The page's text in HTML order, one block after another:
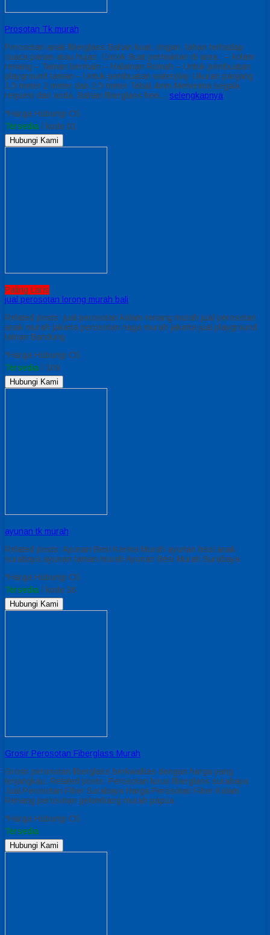
Prosotan Tk murah
Perosotan anak fiberglass Bahan kuat, ringan, tahan terhadap
cuaca panas atau hujan. Cocok Buat permainan di area : – kolam
renang – Taman bermain – Halaman Rumah – Untuk pembuatan
playground taman – Untuk pembuatan waterplay Ukuran panjang
1,5 meter 2 meter dan 2,5 meter Tebal 4mm Menerima segala
request dari anda. Bahan fiberglass free… selengkapnya
*Harga Hubungi CS
Tersedia / kode 01
Hubungi Kami
Paling Laris
jual perosotan lorong murah bali
Related posts: jual perosotan kolam renang murah jual perosotan
anak murah jakarta perosotan naga murah jakarta jual playground
taman Bandung
*Harga Hubungi CS
Tersedia / 109
Hubungi Kami
ayunan tk murah
Related posts: Ayunan Besi Kereta Murah ayunan besi anak
surabaya ayunan taman murah Ayunan Besi Murah Surabaya
*Harga Hubungi CS
Tersedia / kode 36
Hubungi Kami
Grosir Perosotan Fiberglass Murah
Grosir perosotan fiberglass berkwalitas dengan harga yang
terjangkau. Related posts: Perosotan lurus fiberglass surabaya
Jual Perosotan Fiber Surabaya Harga Perosotan Fiber Kolam
Renang perosotan gelombang murah papua
*Harga Hubungi CS
Tersedia
Hubungi Kami